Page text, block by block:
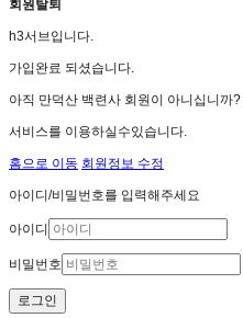
회원탈퇴
h3서브입니다.
가입완료 되셨습니다.
아직 만덕산 백련사 회원이 아니십니까?
서비스를 이용하실수있습니다.
홈으로 이동 회원정보 수정
아이디/비밀번호를 입력해주세요
아이디
비밀번호